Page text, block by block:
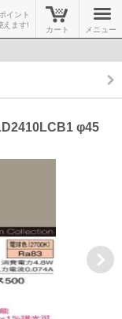
イント
えます!
カート メニュー
φ45